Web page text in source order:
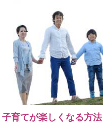
子育てが楽しくなる方法